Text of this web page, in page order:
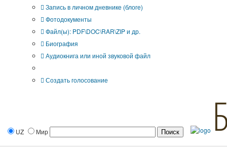
Запись в личном дневнике (блоге)
Фотодокументы
Файл(ы): PDF\DOC\RAR\ZIP и др.
Биография
Аудиокнига или иной звуковой файл
Создать голосование
UZ Мир